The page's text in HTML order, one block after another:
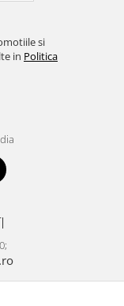
si
in Politica